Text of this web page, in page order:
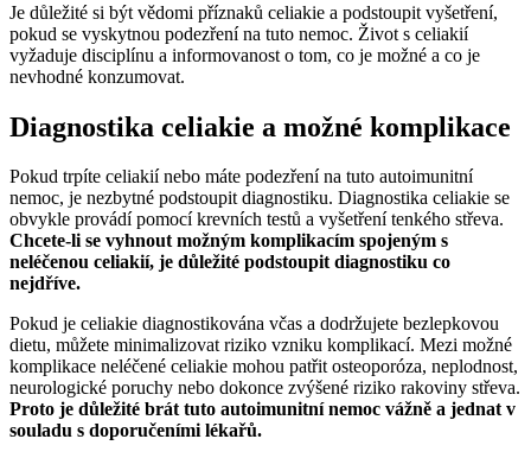
Je důležité si být vědomi příznaků celiakie a podstoupit vyšetření,
pokud se vyskytnou podezření na tuto nemoc. Život s celiakií
vyžaduje disciplínu a informovanost o tom, co je možné a co je
nevhodné konzumovat.
Diagnostika celiakie a možné komplikace
Pokud trpíte celiakií nebo máte podezření na tuto autoimunitní
nemoc, je nezbytné podstoupit diagnostiku. Diagnostika celiakie se
obvykle provádí pomocí krevních testů a vyšetření tenkého střeva.
Chcete-li se vyhnout možným komplikacím spojeným s
neléčenou celiakií, je důležité podstoupit diagnostiku co
nejdříve.
Pokud je celiakie diagnostikována včas a dodržujete bezlepkovou
dietu, můžete minimalizovat riziko vzniku komplikací. Mezi možné
komplikace neléčené celiakie mohou patřit osteoporóza, neplodnost,
neurologické poruchy nebo dokonce zvýšené riziko rakoviny střeva.
Proto je důležité brát tuto autoimunitní nemoc vážně a jednat v
souladu s doporučeními lékařů.